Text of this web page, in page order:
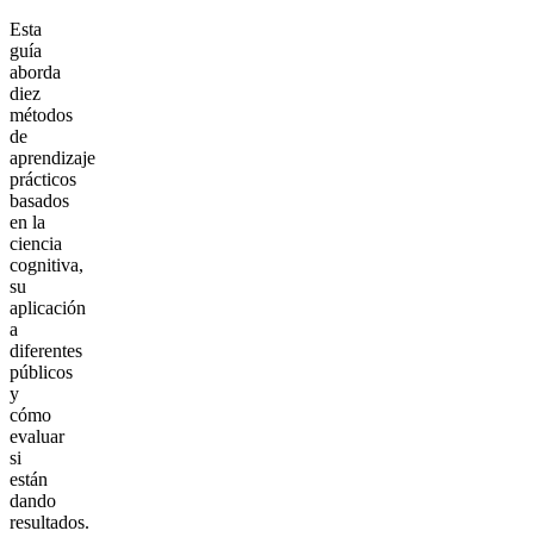
Esta
guía
aborda
diez
métodos
de
aprendizaje
prácticos
basados
en la
ciencia
cognitiva,
su
aplicación
a
diferentes
públicos
y
cómo
evaluar
si
están
dando
resultados.